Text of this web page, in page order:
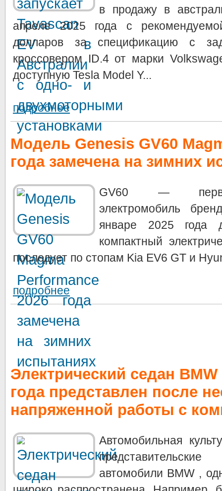
в продажу в
апреле 2025 года с
долларов за спецификацию с
кроссовером ID.4 от марки
доступную Tesla Model Y...
подробнее
Модель Genesis GV60
года замечена на зимних
GV60 — первый
электромобиль
январе 2025 года
компактный
последует по стопам Kia EV6 GT и
подробнее
Электрический седан
года представлен после
напряженной работы с
Автомобильная
автомобили BMW ,